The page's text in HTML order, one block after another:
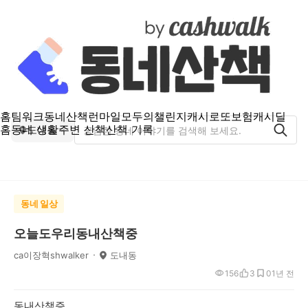
홈팀워크동네산책런마일모두의챌린지캐시로또보험캐시딜
홈동네 생활주변 산책산책 기록
도내동
동네 일상
오늘도우리동내산책중
ca이장혁shwalker 도내동
1년 전
156 3 0